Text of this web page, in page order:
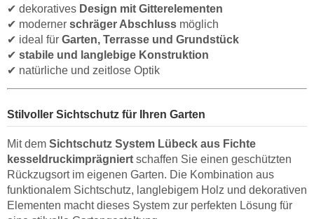
✔ dekoratives Design mit Gitterelementen
✔ moderner schräger Abschluss möglich
✔ ideal für Garten, Terrasse und Grundstück
✔ stabile und langlebige Konstruktion
✔ natürliche und zeitlose Optik
Stilvoller Sichtschutz für Ihren Garten
Mit dem Sichtschutz System Lübeck aus Fichte
kesseldruckimprägniert schaffen Sie einen geschützten
Rückzugsort im eigenen Garten. Die Kombination aus
funktionalem Sichtschutz, langlebigem Holz und dekorativen
Elementen macht dieses System zur perfekten Lösung für